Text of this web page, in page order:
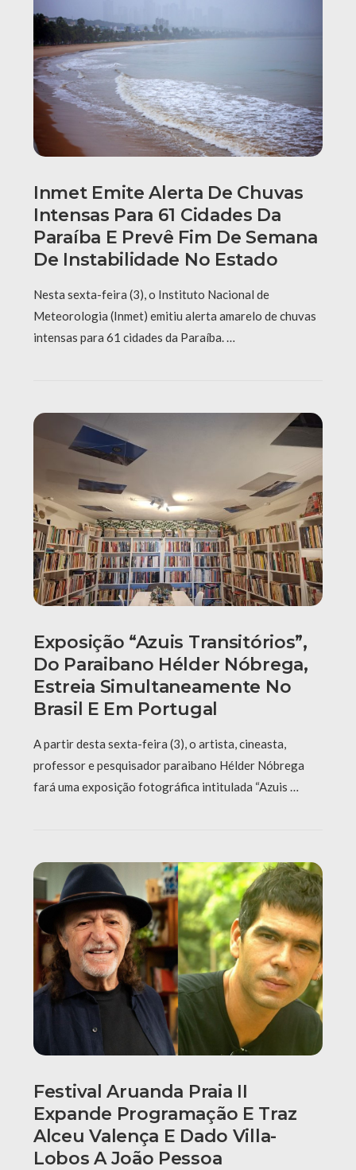
Inmet Emite Alerta De Chuvas
Intensas Para 61 Cidades Da
Paraíba E Prevê Fim De Semana
De Instabilidade No Estado
Nesta sexta-feira (3), o Instituto Nacional de
Meteorologia (Inmet) emitiu alerta amarelo de chuvas
intensas para 61 cidades da Paraíba. …
Exposição “Azuis Transitórios”,
Do Paraibano Hélder Nóbrega,
Estreia Simultaneamente No
Brasil E Em Portugal
A partir desta sexta-feira (3), o artista, cineasta,
professor e pesquisador paraibano Hélder Nóbrega
fará uma exposição fotográfica intitulada “Azuis …
Festival Aruanda Praia II
Expande Programação E Traz
Alceu Valença E Dado Villa-
Lobos A João Pessoa